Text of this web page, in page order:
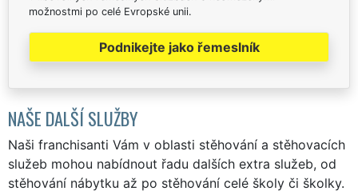
možnostmi po celé Evropské unii.
Podnikejte jako řemeslník
NAŠE DALŠÍ SLUŽBY
Naši franchisanti Vám v oblasti stěhování a stěhovacích
služeb mohou nabídnout řadu dalších extra služeb, od
stěhování nábytku až po stěhování celé školy či školky.